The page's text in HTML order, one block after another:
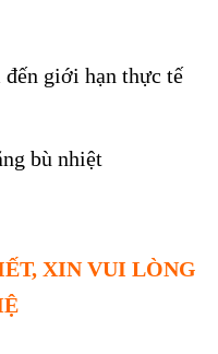
giới hạn thực tế
bù nhiệt
XIN VUI LÒNG